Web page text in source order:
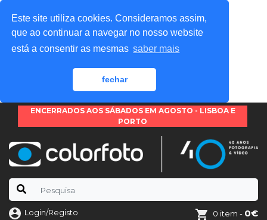
Este site utiliza cookies. Consideramos assim,
que ao continuar a navegar no nosso website
está a consentir as mesmas saber mais
fechar
ENCERRADOS AOS SÁBADOS EM AGOSTO - LISBOA E
PORTO
Login/Registo 0 item - 0€